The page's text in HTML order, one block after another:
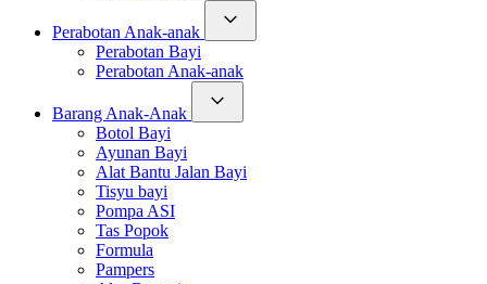
Perabotan Anak-anak
Perabotan Bayi
Perabotan Anak-anak
Barang Anak-Anak
Botol Bayi
Ayunan Bayi
Alat Bantu Jalan Bayi
Tisyu bayi
Pompa ASI
Tas Popok
Formula
Pampers